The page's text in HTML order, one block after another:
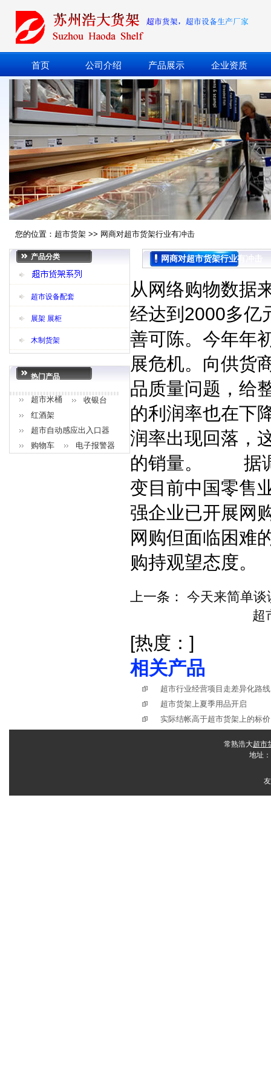
首页 公司介绍 产品展示 企业资质
您的位置： 超市货架 >> 网商对超市货架行业有冲击
网商对超市货架行业有冲击
从网络购物数据
经达到2000多亿
善可陈。今年年
展危机。向供货
品质量问题，给
的利润率也在下
润率出现回落，
的销量。 据调
变目前中国零售
强企业已开展网
网购但面临困难
购持观望态度。
上一条： 今天来简单
超
[热度： ]
相关产品
超市行业经营项目走差异化路线
超市货架上夏季用品开启
实际结帐高于超市货架上的标
产品分类
超市设备配套
展架 展柜
木制货架
热门产品
超市米桶
收银台
红酒架
超市自动感应出入口器
购物车
电子报警器
常熟浩大超市
地址